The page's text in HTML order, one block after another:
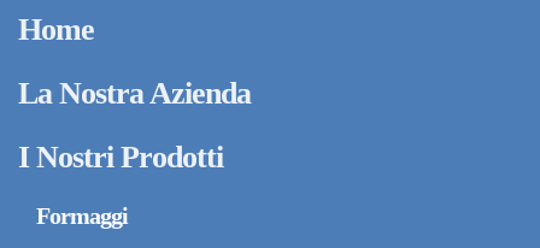
Home
La Nostra Azienda
I Nostri Prodotti
Formaggi